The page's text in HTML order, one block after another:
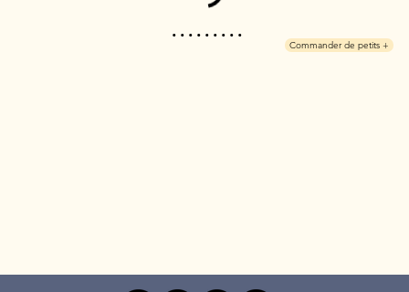
.........
Commander de petits +